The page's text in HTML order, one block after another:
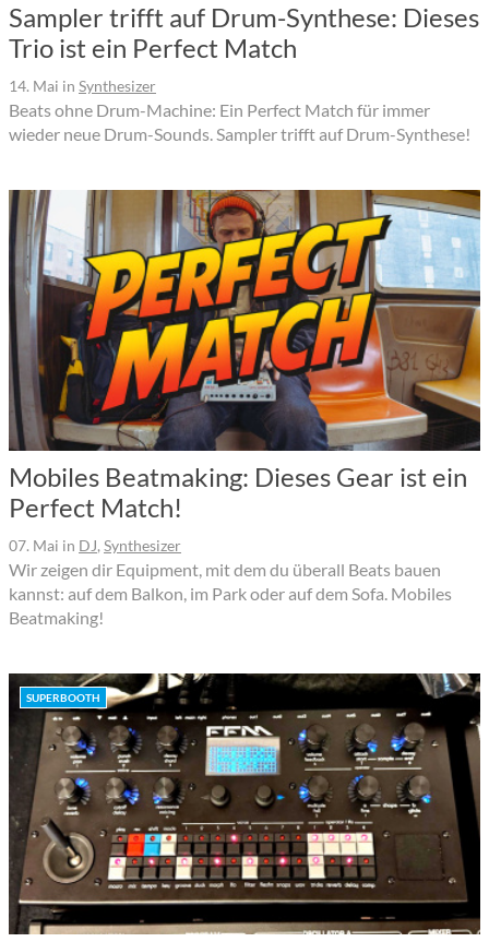
Sampler trifft auf Drum-Synthese: Dieses
Trio ist ein Perfect Match
14. Mai in Synthesizer
Beats ohne Drum-Machine: Ein Perfect Match für immer
wieder neue Drum-Sounds. Sampler trifft auf Drum-Synthese!
Mobiles Beatmaking: Dieses Gear ist ein
Perfect Match!
07. Mai in DJ, Synthesizer
Wir zeigen dir Equipment, mit dem du überall Beats bauen
kannst: auf dem Balkon, im Park oder auf dem Sofa. Mobiles
Beatmaking!
SUPERBOOTH